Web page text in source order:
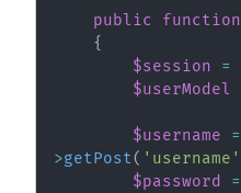
public function
{
$session
=
$userModel
$username =
>getPost( 'username'
$password
=